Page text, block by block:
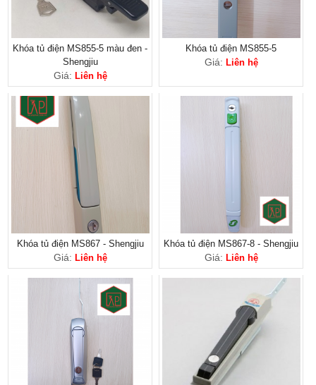
Khóa tủ điện MS855-5 màu đen -
Shengjiu
Giá: Liên hệ
Khóa tủ điện MS855-5
Giá: Liên hệ
Khóa tủ điện MS867 - Shengjiu
Giá: Liên hệ
Khóa tủ điện MS867-8 - Shengjiu
Giá: Liên hệ